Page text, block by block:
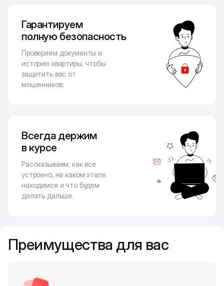
Гарантируем
полную безопасность
Проверяем документы и
историю квартиры, чтобы
защитить вас от
мошенников.
Всегда держим
в курсе
Рассказываем, как все
устроено, на каком этапе
находимся и что будем
делать дальше.
Преимущества для вас